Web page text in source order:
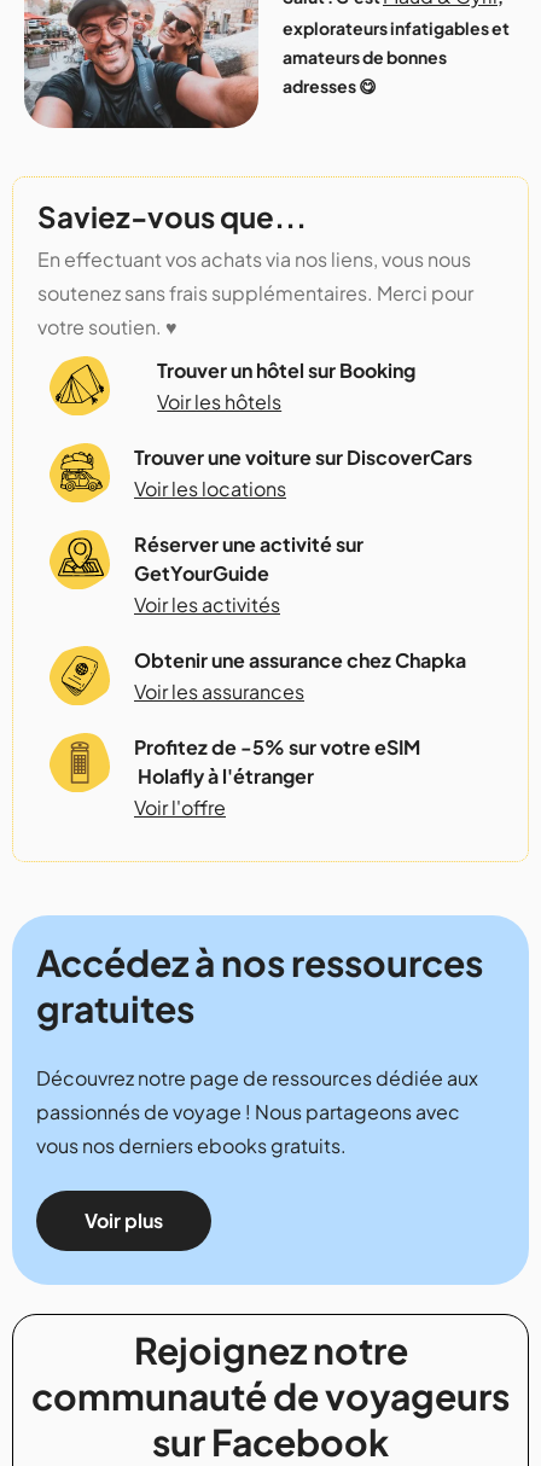
explorateurs infatigables et
amateurs de bonnes
adresses 😋
Saviez-vous que...
En effectuant vos achats via nos liens, vous nous
soutenez sans frais supplémentaires. Merci pour
votre soutien. ♥️
Trouver un hôtel sur Booking
Voir les hôtels
Trouver une voiture sur DiscoverCars
Voir les locations
Réserver une activité sur
GetYourGuide
Voir les activités
Obtenir une assurance chez Chapka
Voir les assurances
Profitez de -5% sur votre eSIM
Holafly à l'étranger
Voir l'offre
Accédez à nos ressources
gratuites
Découvrez notre page de ressources dédiée aux
passionnés de voyage ! Nous partageons avec
vous nos derniers ebooks gratuits.
Voir plus
Rejoignez notre
communauté de voyageurs
sur Facebook